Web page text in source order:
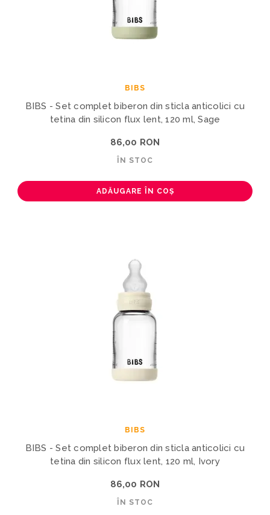
BIBS
BIBS - Set complet biberon din sticla anticolici cu
tetina din silicon flux lent, 120 ml, Sage
86,00 RON
ÎN STOC
ADĂUGARE ÎN COȘ
BIBS
BIBS - Set complet biberon din sticla anticolici cu
tetina din silicon flux lent, 120 ml, Ivory
86,00 RON
ÎN STOC